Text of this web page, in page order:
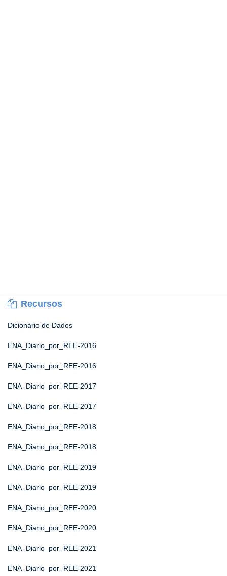
Recursos
Dicionário de Dados
ENA_Diario_por_REE-2016
ENA_Diario_por_REE-2016
ENA_Diario_por_REE-2017
ENA_Diario_por_REE-2017
ENA_Diario_por_REE-2018
ENA_Diario_por_REE-2018
ENA_Diario_por_REE-2019
ENA_Diario_por_REE-2019
ENA_Diario_por_REE-2020
ENA_Diario_por_REE-2020
ENA_Diario_por_REE-2021
ENA_Diario_por_REE-2021